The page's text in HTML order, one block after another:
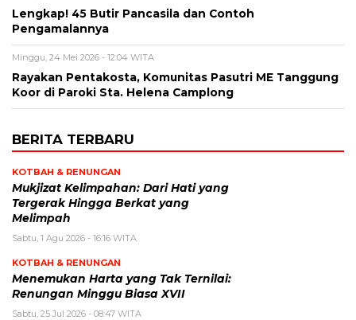
Lengkap! 45 Butir Pancasila dan Contoh
Pengamalannya
Minggu, 24 Mei 2026 - 12:04 WITA
Rayakan Pentakosta, Komunitas Pasutri ME Tanggung
Koor di Paroki Sta. Helena Camplong
BERITA TERBARU
KOTBAH & RENUNGAN
Mukjizat Kelimpahan: Dari Hati yang
Tergerak Hingga Berkat yang
Melimpah
Sabtu, 1 Agu 2026 - 16:16 WITA
KOTBAH & RENUNGAN
Menemukan Harta yang Tak Ternilai:
Renungan Minggu Biasa XVII
Sabtu, 25 Jul 2026 - 08:47 WITA